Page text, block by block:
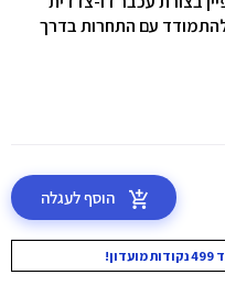
עם התחרות בדרך
הוסף לעגלה